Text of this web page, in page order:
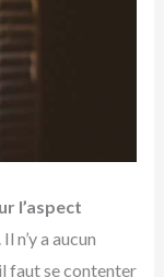
l’aspect
. Il n’y a aucun
faut se contenter